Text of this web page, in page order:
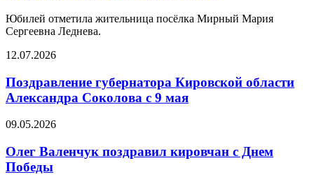
Юбилей отметила жительница посёлка Мирный Мария
Сергеевна Леднева.
12.07.2026
Поздравление губернатора Кировской области
Александра Соколова с 9 мая
09.05.2026
Олег Валенчук поздравил кировчан с Днем
Победы